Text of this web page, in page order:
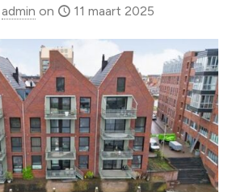
admin on 11 maart 2025